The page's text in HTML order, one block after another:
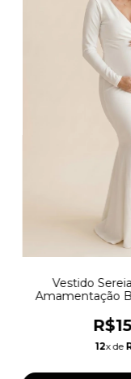
Vestido
Amamentação
12x de